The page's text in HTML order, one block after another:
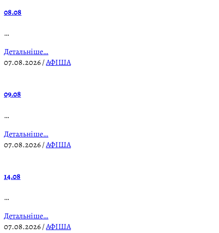
08.08
…
Детальніше…
07.08.2026/АФІША
09.08
…
Детальніше…
07.08.2026/АФІША
14.08
…
Детальніше…
07.08.2026/АФІША